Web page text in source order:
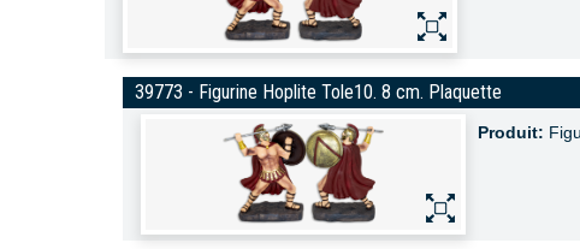
39773 - Figurine Hoplite Tole10. 8 cm. Plaquette
Produit: